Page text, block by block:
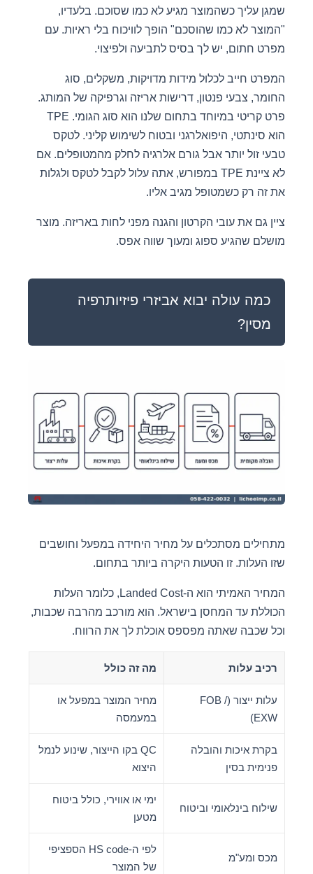
שמגן עליך כשהמוצר מגיע לא כמו שסוכם. בלעדיו,
"המוצר לא כמו שהוסכם" הופך לוויכוח בלי ראיות. עם
מפרט חתום, יש לך בסיס לתביעה ולפיצוי.
המפרט חייב לכלול מידות מדויקות, משקלים, סוג
החומר, צבעי פנטון, דרישות אריזה וגרפיקה של המותג.
פרט קריטי במיוחד בתחום שלנו הוא סוג הגומי. TPE
הוא סינתטי, היפואלרגני ובטוח לשימוש קליני. לטקס
טבעי זול יותר אבל גורם אלרגיה לחלק מהמטופלים. אם
לא ציינת TPE במפורש, אתה עלול לקבל לטקס ולגלות
את זה רק כשמטופל מגיב אליו.
ציין גם את עובי הקרטון והגנה מפני לחות באריזה. מוצר
מושלם שהגיע ספוג ומעוך שווה אפס.
כמה עולה יבוא אביזרי פיזיותרפיה
מסין?
מתחילים מסתכלים על מחיר היחידה במפעל וחושבים
שזו העלות. זו הטעות היקרה ביותר בתחום.
המחיר האמיתי הוא ה-Landed Cost, כלומר העלות
הכוללת עד המחסן בישראל. הוא מורכב מהרבה שכבות,
וכל שכבה שאתה מפספס אוכלת לך את הרווח.
רכיב עלות מה זה כולל
עלות ייצור (FOB /
EXW)
מחיר המוצר במפעל או
במעמסה
בקרת איכות והובלה
פנימית בסין
QC בקו הייצור, שינוע לנמל
היצוא
שילוח בינלאומי וביטוח
ימי או אווירי, כולל ביטוח
מטען
מכס ומע"מ
לפי ה-HS code הספציפי
של המוצר